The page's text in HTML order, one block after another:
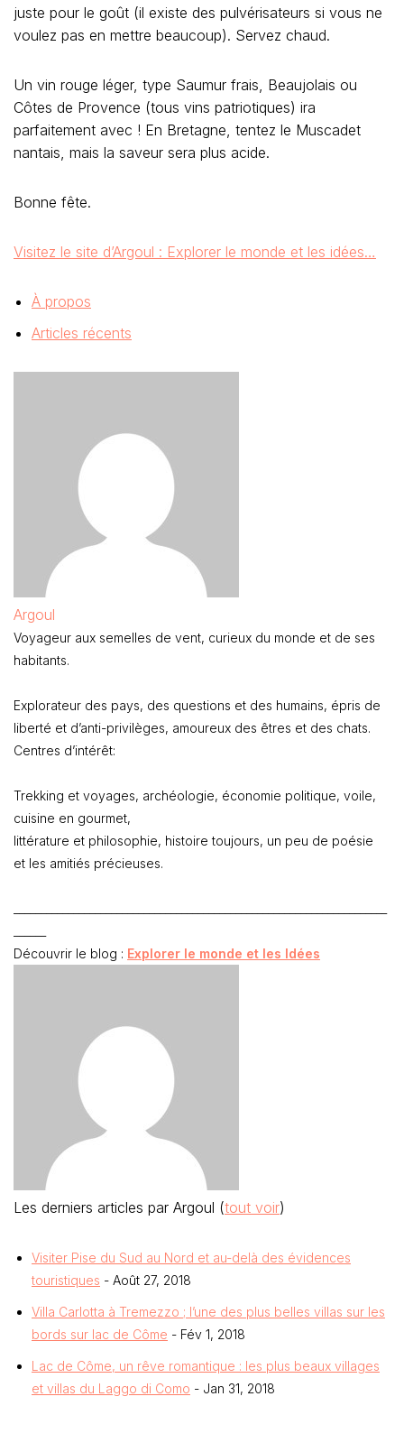
juste pour le goût (il existe des pulvérisateurs si vous ne
voulez pas en mettre beaucoup). Servez chaud.
Un vin rouge léger, type Saumur frais, Beaujolais ou
Côtes de Provence (tous vins patriotiques) ira
parfaitement avec ! En Bretagne, tentez le Muscadet
nantais, mais la saveur sera plus acide.
Bonne fête.
Visitez le site d’Argoul : Explorer le monde et les idées…
À propos
Articles récents
Argoul
Voyageur aux semelles de vent, curieux du monde et de ses
habitants.
Explorateur des pays, des questions et des humains, épris de
liberté et d’anti-privilèges, amoureux des êtres et des chats.
Centres d’intérêt:
Trekking et voyages, archéologie, économie politique, voile,
cuisine en gourmet,
littérature et philosophie, histoire toujours, un peu de poésie
et les amitiés précieuses.
Découvrir le blog : Explorer le monde et les Idées
Les derniers articles par Argoul (tout voir)
Visiter Pise du Sud au Nord et au-delà des évidences
touristiques - Août 27, 2018
Villa Carlotta à Tremezzo ; l’une des plus belles villas sur les
bords sur lac de Côme - Fév 1, 2018
Lac de Côme, un rêve romantique : les plus beaux villages
et villas du Laggo di Como - Jan 31, 2018